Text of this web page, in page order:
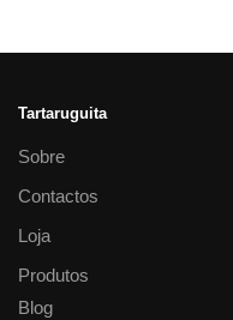
Tartaruguita
Sobre
Contactos
Loja
Produtos
Blog